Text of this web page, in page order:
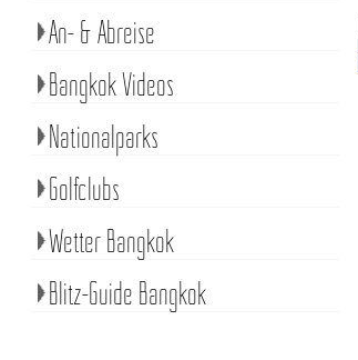
An- & Abreise
Bangkok Videos
Nationalparks
Golfclubs
Wetter Bangkok
Blitz-Guide Bangkok